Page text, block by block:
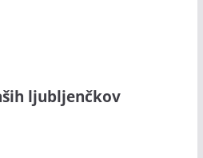
ljubljenčkov